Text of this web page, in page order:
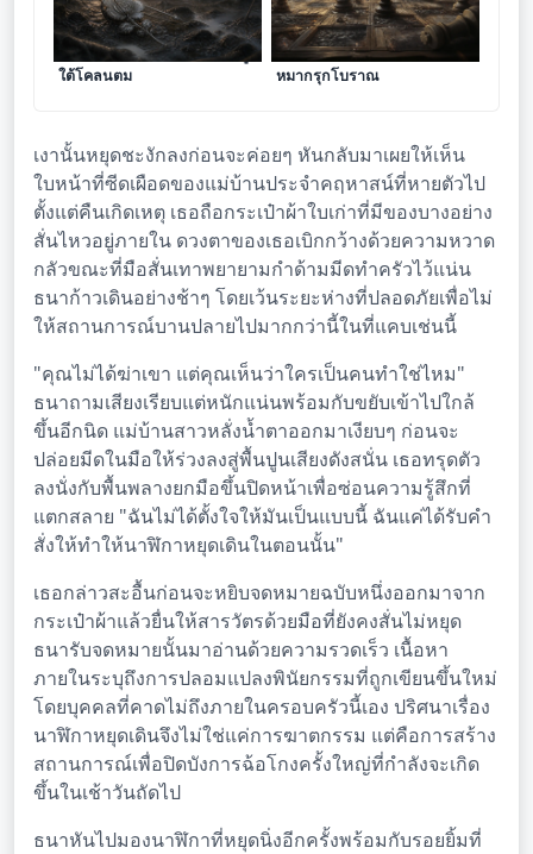
รอยร้าวบนเข็มกลัดเงินที่จมอยู่
ใต้โคลนตม
เศษขี้เถ้าในร่องไม้ของกระดาน
หมากรุกโบราณ
เงานั้นหยุดชะงักลงก่อนจะค่อยๆ หันกลับมาเผยให้เห็น
ใบหน้าที่ซีดเผือดของแม่บ้านประจำคฤหาสน์ที่หายตัวไป
ตั้งแต่คืนเกิดเหตุ เธอถือกระเป๋าผ้าใบเก่าที่มีของบางอย่าง
สั่นไหวอยู่ภายใน ดวงตาของเธอเบิกกว้างด้วยความหวาด
กลัวขณะที่มือสั่นเทาพยายามกำด้ามมีดทำครัวไว้แน่น
ธนาก้าวเดินอย่างช้าๆ โดยเว้นระยะห่างที่ปลอดภัยเพื่อไม่
ให้สถานการณ์บานปลายไปมากกว่านี้ในที่แคบเช่นนี้
"คุณไม่ได้ฆ่าเขา แต่คุณเห็นว่าใครเป็นคนทำใช่ไหม"
ธนาถามเสียงเรียบแต่หนักแน่นพร้อมกับขยับเข้าไปใกล้
ขึ้นอีกนิด แม่บ้านสาวหลั่งน้ำตาออกมาเงียบๆ ก่อนจะ
ปล่อยมีดในมือให้ร่วงลงสู่พื้นปูนเสียงดังสนั่น เธอทรุดตัว
ลงนั่งกับพื้นพลางยกมือขึ้นปิดหน้าเพื่อซ่อนความรู้สึกที่
แตกสลาย "ฉันไม่ได้ตั้งใจให้มันเป็นแบบนี้ ฉันแค่ได้รับคำ
สั่งให้ทำให้นาฬิกาหยุดเดินในตอนนั้น"
เธอกล่าวสะอื้นก่อนจะหยิบจดหมายฉบับหนึ่งออกมาจาก
กระเป๋าผ้าแล้วยื่นให้สารวัตรด้วยมือที่ยังคงสั่นไม่หยุด
ธนารับจดหมายนั้นมาอ่านด้วยความรวดเร็ว เนื้อหา
ภายในระบุถึงการปลอมแปลงพินัยกรรมที่ถูกเขียนขึ้นใหม่
โดยบุคคลที่คาดไม่ถึงภายในครอบครัวนี้เอง ปริศนาเรื่อง
นาฬิกาหยุดเดินจึงไม่ใช่แค่การฆาตกรรม แต่คือการสร้าง
สถานการณ์เพื่อปิดบังการฉ้อโกงครั้งใหญ่ที่กำลังจะเกิด
ขึ้นในเช้าวันถัดไป
ธนาหันไปมองนาฬิกาที่หยุดนิ่งอีกครั้งพร้อมกับรอยยิ้มที่